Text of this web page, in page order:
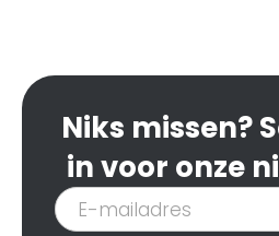
Niks missen?
in voor onze
Inschrijven
nieuwsbrief